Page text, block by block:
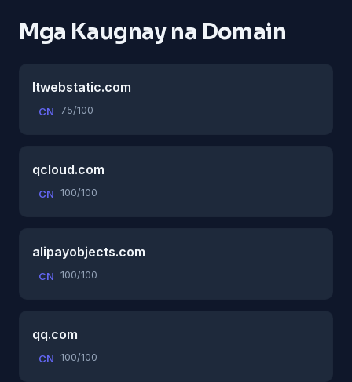
Mga Kaugnay na Domain
ltwebstatic.com
CN 75/100
qcloud.com
CN 100/100
alipayobjects.com
CN 100/100
qq.com
CN 100/100